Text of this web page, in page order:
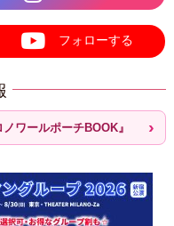
フォローする
ワールポーチBOOK』